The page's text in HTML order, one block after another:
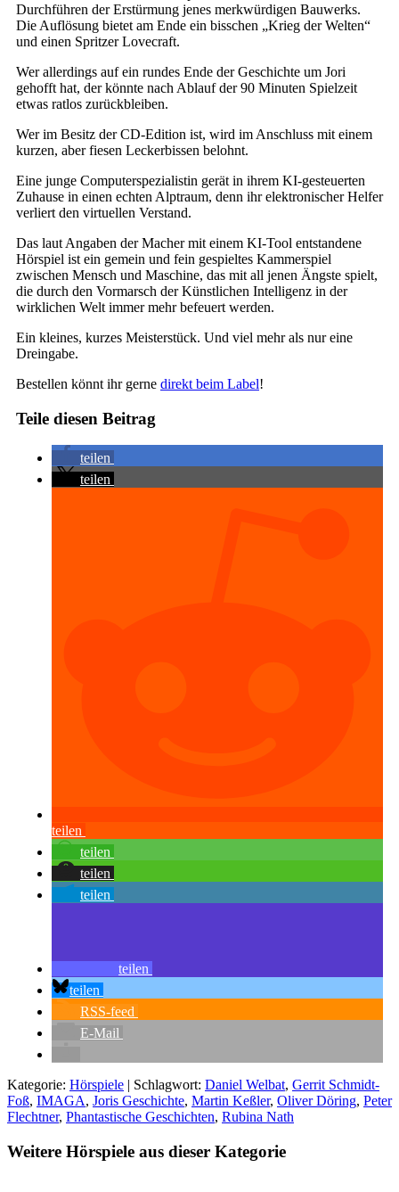
Durchführen der Erstürmung jenes merkwürdigen Bauwerks.
Die Auflösung bietet am Ende ein bisschen „Krieg der Welten“
und einen Spritzer Lovecraft.
Wer allerdings auf ein rundes Ende der Geschichte um Jori
gehofft hat, der könnte nach Ablauf der 90 Minuten Spielzeit
etwas ratlos zurückbleiben.
Wer im Besitz der CD-Edition ist, wird im Anschluss mit einem
kurzen, aber fiesen Leckerbissen belohnt.
Eine junge Computerspezialistin gerät in ihrem KI-gesteuerten
Zuhause in einen echten Alptraum, denn ihr elektronischer Helfer
verliert den virtuellen Verstand.
Das laut Angaben der Macher mit einem KI-Tool entstandene
Hörspiel ist ein gemein und fein gespieltes Kammerspiel
zwischen Mensch und Maschine, das mit all jenen Ängste spielt,
die durch den Vormarsch der Künstlichen Intelligenz in der
wirklichen Welt immer mehr befeuert werden.
Ein kleines, kurzes Meisterstück. Und viel mehr als nur eine
Dreingabe.
Bestellen könnt ihr gerne direkt beim Label!
Teile diesen Beitrag
teilen
teilen
teilen
teilen
teilen
teilen
teilen
teilen
RSS-feed
E-Mail
Kategorie: Hörspiele | Schlagwort: Daniel Welbat, Gerrit Schmidt-
Foß, IMAGA, Joris Geschichte, Martin Keßler, Oliver Döring, Peter
Flechtner, Phantastische Geschichten, Rubina Nath
Weitere Hörspiele aus dieser Kategorie